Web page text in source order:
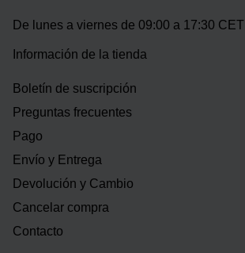
De lunes a viernes de 09:00 a 17:30 CET
Información de la tienda
Boletín de suscripción
Preguntas frecuentes
Pago
Envío y Entrega
Devolución y Cambio
Cancelar compra
Contacto